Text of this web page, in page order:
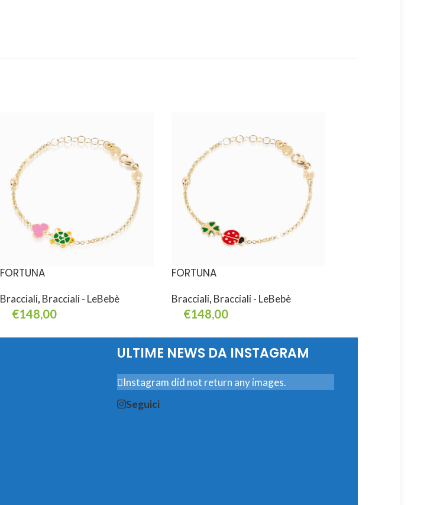
FORTUNA
Bracciali, Bracciali - LeBebè
€148,00
FORTUNA
Bracciali, Bracciali - LeBebè
€148,00
ULTIME NEWS DA INSTAGRAM
Instagram did not return any images.
Seguici